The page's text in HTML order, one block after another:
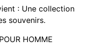
: Une collection
souvenirs.
HOMME